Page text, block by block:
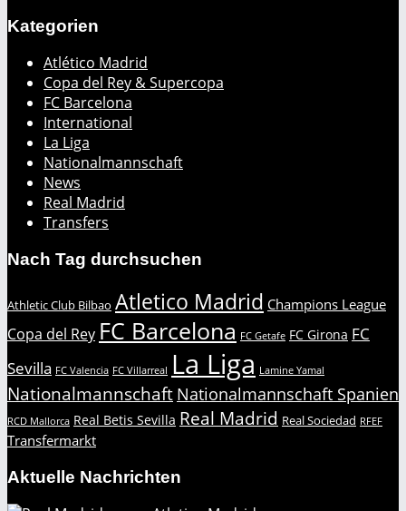
Kategorien
Atlético Madrid
Copa del Rey & Supercopa
FC Barcelona
International
La Liga
Nationalmannschaft
News
Real Madrid
Transfers
Nach Tag durchsuchen
Athletic Club Bilbao Atletico Madrid Champions League
Copa del Rey FC Barcelona FC Getafe FC Girona FC
Sevilla FC Valencia FC Villarreal La Liga Lamine Yamal
Nationalmannschaft Nationalmannschaft Spanien
RCD Mallorca Real Betis Sevilla Real Madrid Real Sociedad RFEF
Transfermarkt
Aktuelle Nachrichten